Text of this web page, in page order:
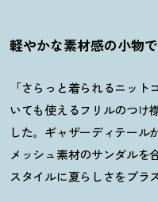
軽やかな素材感の小物
「さらっと着られるニッ
いても使えるフリルのつけ
した。ギャザーディテール
メッシュ素材のサンダルを
スタイルに夏らしさをプラス